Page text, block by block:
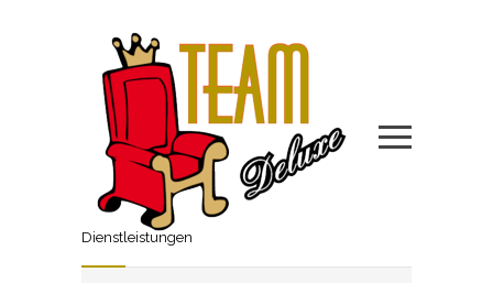
Dienstleistungen